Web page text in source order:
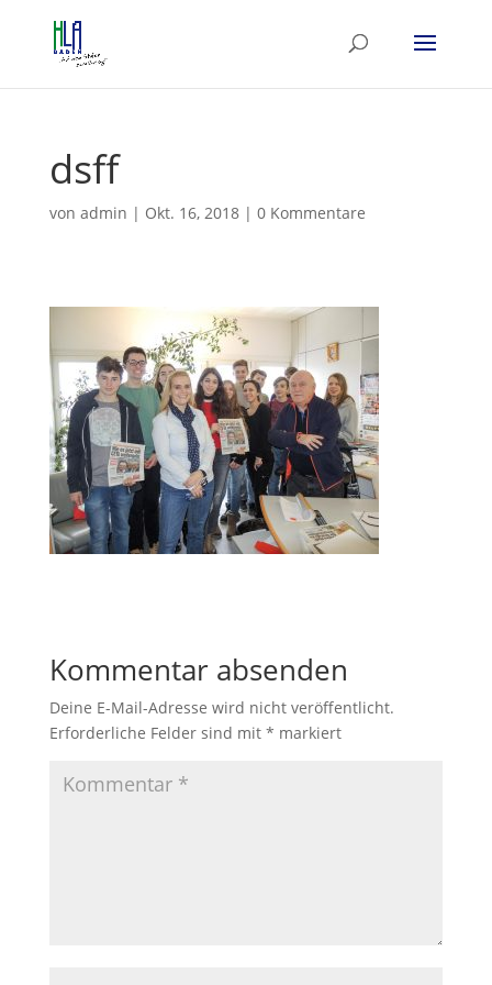
dsff
von admin | Okt. 16, 2018| 0 Kommentare
Kommentar absenden
Deine E-Mail-Adresse wird nicht veröffentlicht.
Erforderliche Felder sind mit * markiert